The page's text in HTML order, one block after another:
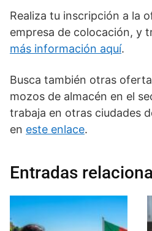
Realiza tu inscripción a la
empresa de colocación, y
más información aquí.
Busca también otras
mozos de almacén en el
trabaja en otras ciudades
en este enlace.
Entradas